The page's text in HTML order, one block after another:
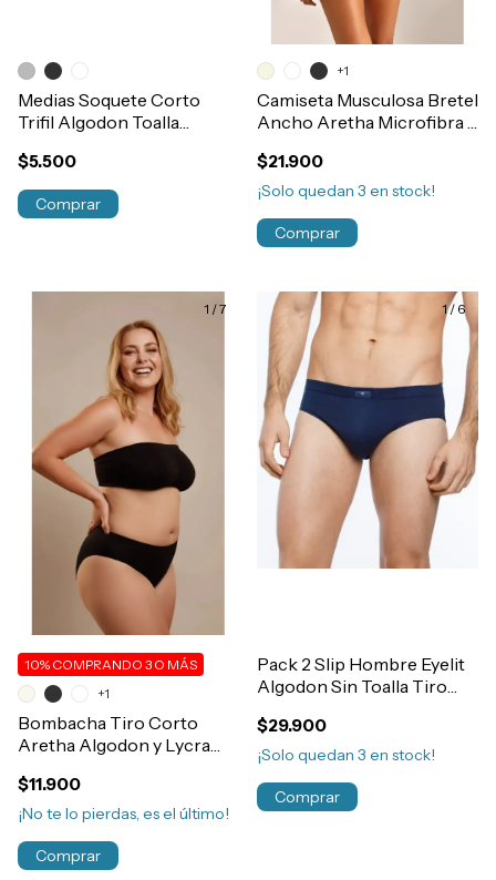
Medias Soquete Corto
Trifil Algodon Toalla
$5.500
Comprar
Camiseta Musculosa Bretel
Ancho Aretha Microfibra y
Art.732
$21.900
¡Solo quedan 3 en stock!
+1
Comprar
1 /7
Bombacha Tiro Corto
Aretha Algodon y Lycra
$11.900
10% COMPRANDO 3 O MÁS
¡No te lo pierdas, es el último!
+1
Comprar
1/ 6
Pack 2 Slip Hombre Eyelit
Algodon Sin Toalla Tiro
$29.900
¡Solo quedan 3 en stock!
Comprar